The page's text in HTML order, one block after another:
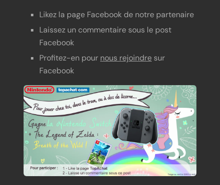
Likez la page Facebook de notre partenaire
Laissez un commentaire sous le post
Facebook
Profitez-en pour nous rejoindre sur
Facebook